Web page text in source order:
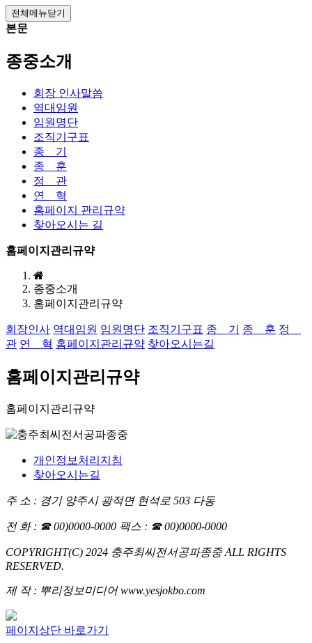
전체메뉴닫기
본문
종중소개
회장 인사말씀
역대임원
임원명단
조직기구표
종 기
종 훈
정 관
연 혁
홈페이지 관리규약
찾아오시는 길
홈페이지관리규약
종중소개
홈페이지관리규약
회장인사 역대임원 임원명단 조직기구표 종 기 종 훈 정
관 연 혁 홈페이지관리규약 찾아오시는길
홈페이지관리규약
홈페이지관리규약
개인정보처리지침
찾아오시는길
주 소 : 경기 양주시 광적면 현석로 503 다동
전 화 : ☎ 00)0000-0000 팩스 : ☎ 00)0000-0000
COPYRIGHT(C) 2024 충주최씨전서공파종중 ALL RIGHTS
RESERVED.
제 작 : 뿌리정보미디어 www.yesjokbo.com
페이지상단 바로가기